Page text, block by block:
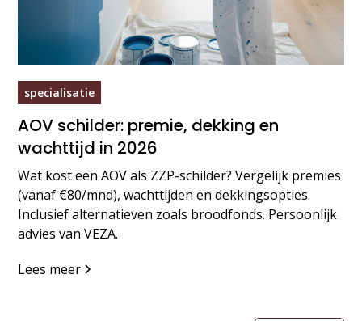
specialisatie
AOV schilder: premie, dekking en
wachttijd in 2026
Wat kost een AOV als ZZP-schilder? Vergelijk premies
(vanaf €80/mnd), wachttijden en dekkingsopties.
Inclusief alternatieven zoals broodfonds. Persoonlijk
advies van VEZA.
Lees meer